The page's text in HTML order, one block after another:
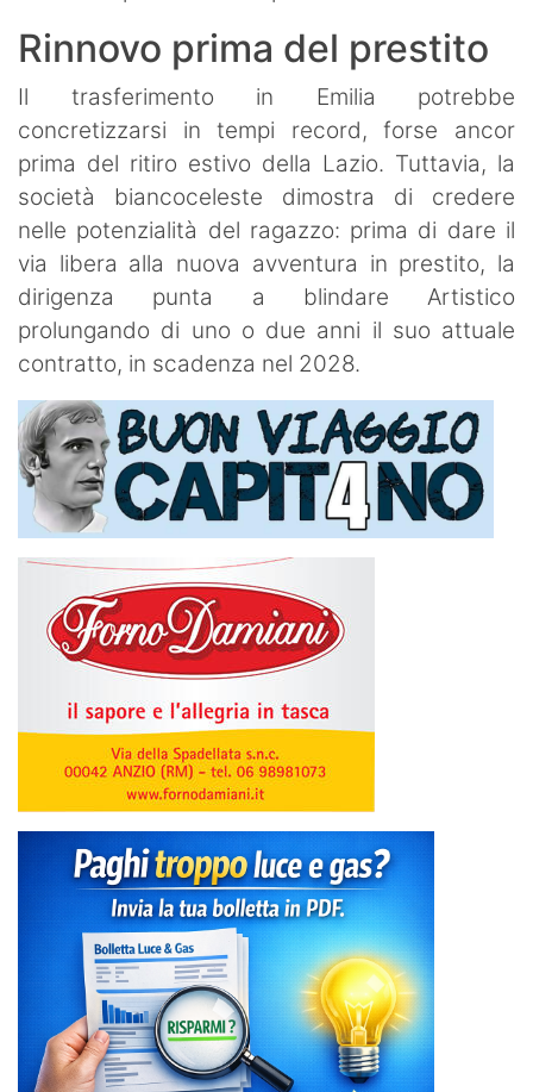
Rinnovo prima del prestito
Il trasferimento in Emilia potrebbe
concretizzarsi in tempi record, forse ancor
prima del ritiro estivo della Lazio. Tuttavia, la
società biancoceleste dimostra di credere
nelle potenzialità del ragazzo: prima di dare il
via libera alla nuova avventura in prestito, la
dirigenza punta a blindare Artistico
prolungando di uno o due anni il suo attuale
contratto, in scadenza nel 2028.